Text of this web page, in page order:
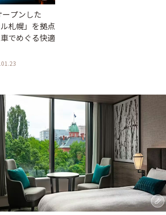
プンした
札幌」を拠点
でめぐる快適